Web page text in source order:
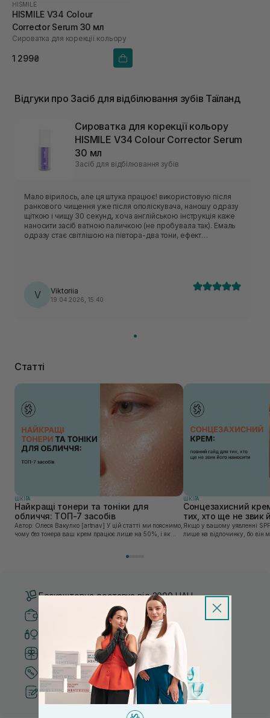
HISMILE
HISMILE V34 Colour
Corrector Serum 30 мл
Сироватка для корекції кольору
1 299₴
Відгуки про Засіб для відбілювання зубів Таїланд
Сироватка для корекції кольору
HISMILE V34 Colour Corrector Serum
30 мл
Засіб для відбілювання зубів
Мало вірилось, але ця штука працює! використовую після
ранкового чищення уже після ополіскувача, наношу одразу
щіткою і чищу 30 секунд, хоча англійською інструкція каже
наносити засіб ватною паличкою (не пробувала так). Емаль
одразу стає світлішою на півтора-два тони, ефект
V Viktoriia
19.04.2026, 15:40
Статті
ШКIРА
Найкращі тонери та тоніки для
обличчя: ТОП-7 засобів
Автор: Олеся Вакулко [artnav] У цій статті ми пояснимо,
чому без тонера ваш крем працює лише на 50%, і як
ШКIРА
Сонцезахисний
тих, хто ще не звик
Якщо у вашому уявленні
лише на відпочинку, бо він
Безкоштовна доставка від 3000 UAH
Безпечні способи оплати
Тільки оригінальна косметика
Система бонусів та лояльності
Кращі ціни та топ товари
Рекомендації від косметологів